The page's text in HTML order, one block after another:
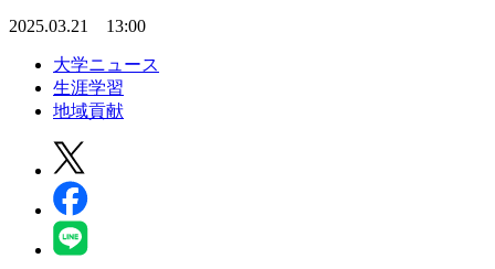
2025.03.21 13:00
大学ニュース
生涯学習
地域貢献